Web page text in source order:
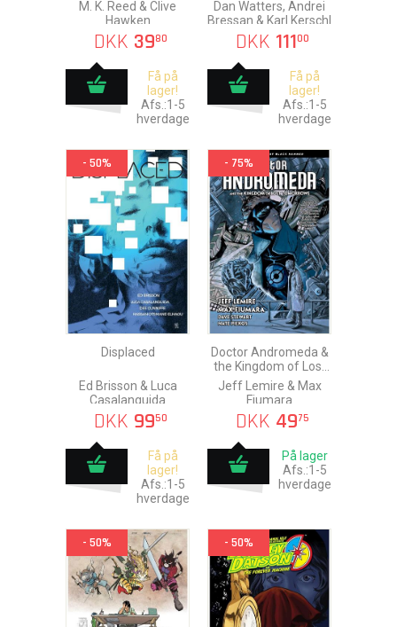
M. K. Reed & Clive
Hawken
DKK 3980
Få på
lager!
Afs.:1-5
hverdage
Dan Watters, Andrei
Bressan & Karl Kerschl
DKK 11100
Få på
lager!
Afs.:1-5
hverdage
- 50%
Displaced
Ed Brisson & Luca
Casalanguida
DKK 9950
Få på
lager!
Afs.:1-5
hverdage
- 75%
Doctor Andromeda &
the Kingdom of Lost
Tomorrows
Jeff Lemire & Max
Fiumara
DKK 4975
På lager
Afs.:1-5
hverdage
- 50% - 50%